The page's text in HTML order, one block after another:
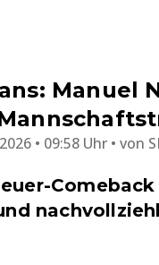
Manuel
• 09:58 Uhr von
Comeback